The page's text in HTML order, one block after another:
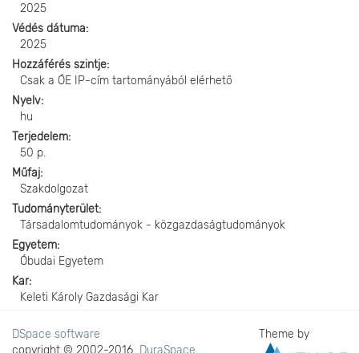
2025
Védés dátuma
2025
Hozzáférés szintje
Csak a ÓE IP-cím tartományából elérhető
Nyelv
hu
Terjedelem
50 p.
Műfaj
Szakdolgozat
Tudományterület
Társadalomtudományok - közgazdaságtudományok
Egyetem
Óbudai Egyetem
Kar
Keleti Károly Gazdasági Kar
DSpace software
copyright © 2002-2016 DuraSpace
Theme by